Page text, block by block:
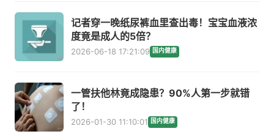
记者穿一晚纸尿裤血里查出毒！宝宝血液浓
度竟是成人的5倍？
2026-06-18 17:21:09 国内健康
一管扶他林竟成隐患？90%人第一步就错
了！
2026-01-30 11:10:01 国内健康